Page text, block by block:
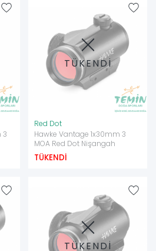
3
TÜKENDİ
Red Dot
Hawke Vantage 1x30mm 3
MOA Red Dot Nişangah
TÜKENDİ
TÜKENDİ